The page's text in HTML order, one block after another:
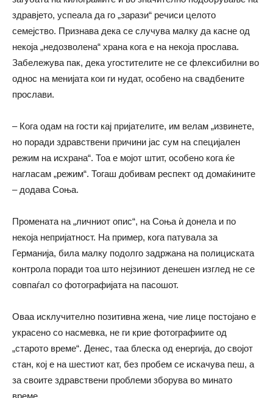
здравјето, успеала да го „зарази“ речиси целото
семејство. Признава дека се случува малку да касне од
некоја „недозволена“ храна кога е на некоја прослава.
Забележува пак, дека угостителите не се флексибилни во
однос на менијата кои ги нудат, особено на свадбените
прослави.
– Кога одам на гости кај пријателите, им велам „извинете,
но поради здравствени причини јас сум на специјален
режим на исхрана“. Тоа е мојот штит, особено кога ќе
нагласам „режим“. Тогаш добивам респект од домаќините
– додава Соња.
Промената на „личниот опис“, на Соња ѝ донела и по
некоја непријатност. На пример, кога патувала за
Германија, била малку подолго задржана на полициската
контрола поради тоа што нејзиниот денешен изглед не се
совпаѓал со фотографијата на пасошот.
Оваа исклучително позитивна жена, чие лице постојано е
украсено со насмевка, не ги крие фотографиите од
„старото време“. Денес, таа блеска од енергија, до својот
стан, кој е на шестиот кат, без пробем се искачува пеш, а
за своите здравствени проблеми зборува во минато
време.